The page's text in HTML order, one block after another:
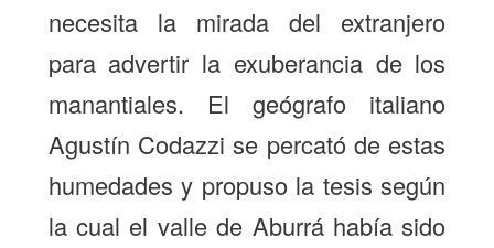
necesita la mirada del extranjero
para advertir la exuberancia de los
manantiales. El geógrafo italiano
Agustín Codazzi se percató de estas
humedades y propuso la tesis según
la cual el valle de Aburrá había sido